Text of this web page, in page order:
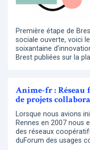
Première étape de
sociale ouverte, voici
soixantaine
Brest publiées sur la
Anime-fr : Réseau
de projets
Lorsque nous avions
Rennes en 2007 nous
des réseaux
duForum des usages